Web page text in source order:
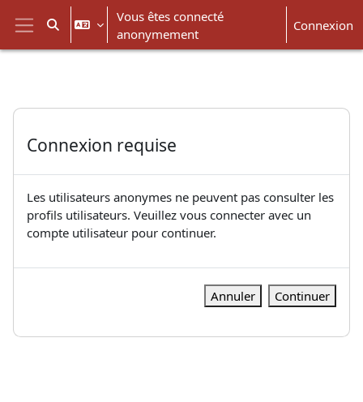
Passer au contenu principal
Panneau latéral
Activer/désactiver la saisie de recherche
Vous êtes connecté
anonymement
Connexion
Connexion requise
Les utilisateurs anonymes ne peuvent pas consulter les
profils utilisateurs. Veuillez vous connecter avec un
compte utilisateur pour continuer.
Annuler Continuer